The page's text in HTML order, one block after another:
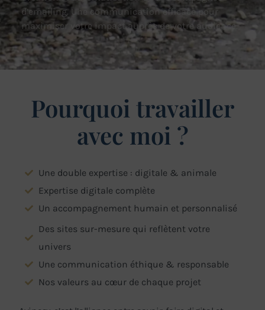
d’emailing. Une communication efficace pour
maximiser votre impact auprès de votre audience.
Pourquoi travailler
avec moi ?
Une double expertise : digitale & animale
Expertise digitale complète
Un accompagnement humain et personnalisé
Des sites sur-mesure qui reflètent votre
univers
Une communication éthique & responsable
Nos valeurs au cœur de chaque projet